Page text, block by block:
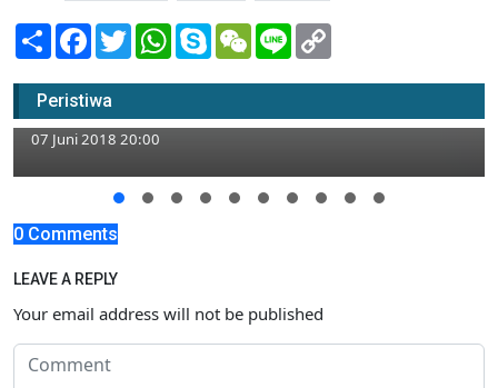
Share Facebook
TwitterWhatsApp
SkypeWeChatLine
Peristiwa
UTSG Gelar Silaturrahmi dan Buka Bersama
Insan Pers Tuban
07 Juni 2018 20:00
0 Comments
LEAVE A REPLY
Your email address will not be published